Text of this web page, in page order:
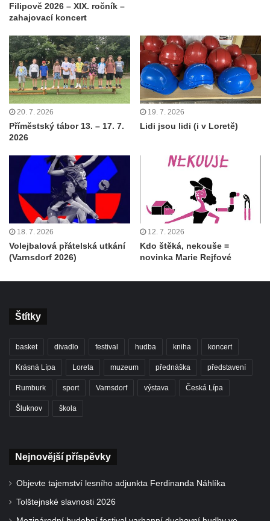
Filipově 2026 – XIX. ročník –
zahajovací koncert
20. 7. 2026
Příměstský tábor 13. – 17. 7.
2026
19. 7. 2026
Lidi jsou lidi (i v Loretě)
18. 7. 2026
Volejbalová přátelská utkání
(Varnsdorf 2026)
12. 7. 2026
Kdo štěká, nekouše =
novinka Marie Rejfové
Štítky
basket divadlo festival hudba kniha koncert
Krásná Lípa Loreta muzeum přednáška představení
Rumburk sport Varnsdorf výstava Česká Lípa
Šluknov škola
Nejnovější příspěvky
Objevte tajemství lesního adjunkta Ferdinanda Náhlíka
Tolštejnské slavnosti 2026